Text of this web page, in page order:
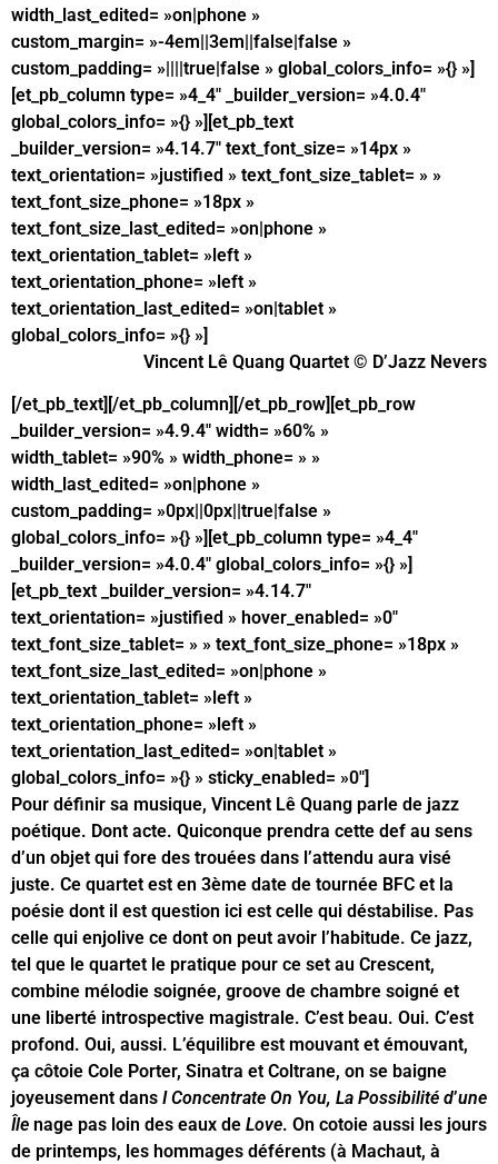
width_last_edited= »on|phone »
custom_margin= »-4em||3em||false|false »
custom_padding= »||||true|false » global_colors_info= »{} »]
[et_pb_column type= »4_4″ _builder_version= »4.0.4″
global_colors_info= »{} »][et_pb_text
_builder_version= »4.14.7″ text_font_size= »14px »
text_orientation= »justified » text_font_size_tablet= » »
text_font_size_phone= »18px »
text_font_size_last_edited= »on|phone »
text_orientation_tablet= »left »
text_orientation_phone= »left »
text_orientation_last_edited= »on|tablet »
global_colors_info= »{} »]
Vincent Lê Quang Quartet © D’Jazz Nevers
[/et_pb_text][/et_pb_column][/et_pb_row][et_pb_row
_builder_version= »4.9.4″ width= »60% »
width_tablet= »90% » width_phone= » »
width_last_edited= »on|phone »
custom_padding= »0px||0px||true|false »
global_colors_info= »{} »][et_pb_column type= »4_4″
_builder_version= »4.0.4″ global_colors_info= »{} »]
[et_pb_text _builder_version= »4.14.7″
text_orientation= »justified » hover_enabled= »0″
text_font_size_tablet= » » text_font_size_phone= »18px »
text_font_size_last_edited= »on|phone »
text_orientation_tablet= »left »
text_orientation_phone= »left »
text_orientation_last_edited= »on|tablet »
global_colors_info= »{} » sticky_enabled= »0″]
Pour définir sa musique, Vincent Lê Quang parle de jazz
poétique. Dont acte. Quiconque prendra cette def au sens
d’un objet qui fore des trouées dans l’attendu aura visé
juste. Ce quartet est en 3ème date de tournée BFC et la
poésie dont il est question ici est celle qui déstabilise. Pas
celle qui enjolive ce dont on peut avoir l’habitude. Ce jazz,
tel que le quartet le pratique pour ce set au Crescent,
combine mélodie soignée, groove de chambre soigné et
une liberté introspective magistrale. C’est beau. Oui. C’est
profond. Oui, aussi. L’équilibre est mouvant et émouvant,
ça côtoie Cole Porter, Sinatra et Coltrane, on se baigne
joyeusement dans I Concentrate On You, La Possibilité d’une
Île nage pas loin des eaux de Love. On cotoie aussi les jours
de printemps, les hommages déférents (à Machaut, à